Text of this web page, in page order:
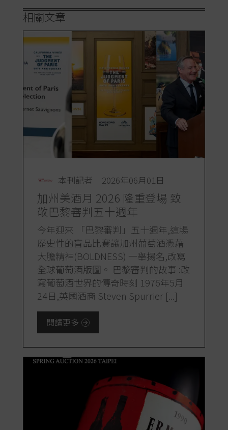
相關文章
本刊記者 2026年06月01日
加州美酒月 2026 隆重登場 致
敬巴黎審判五十週年
今年迎來 「巴黎審判」五十週年,這場
歷史性的盲品比賽讓加州葡萄酒憑藉
大膽精神(BOLDNESS) 一舉揚名,改寫
全球葡萄酒版圖。 巴黎審判的故事 :改
寫葡萄酒世界的傳奇時刻 1976年5月
24日,英國酒商 Steven Spurrier [...]
閱讀更多